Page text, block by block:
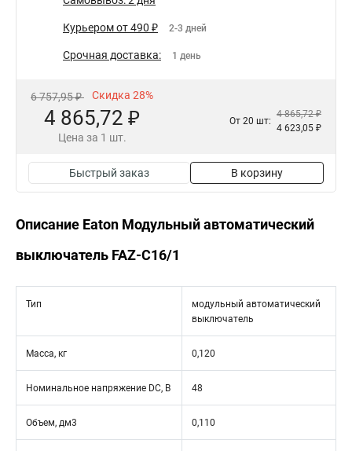
Курьером от 490 ₽ 2-3 дней
Срочная доставка: 1 день
6 757,95 ₽ Скидка 28%
4 865,72 ₽
Цена за 1 шт.
От 20 шт:
4 865,72 ₽
4 623,05 ₽
Быстрый заказ В корзину
Описание Eaton Модульный автоматический
выключатель FAZ-C16/1
Тип
модульный автоматический
выключатель
Масса, кг 0,120
Номинальное напряжение DC, В 48
Объем, дм3 0,110